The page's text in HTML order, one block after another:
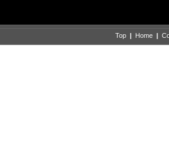
Top | Home |